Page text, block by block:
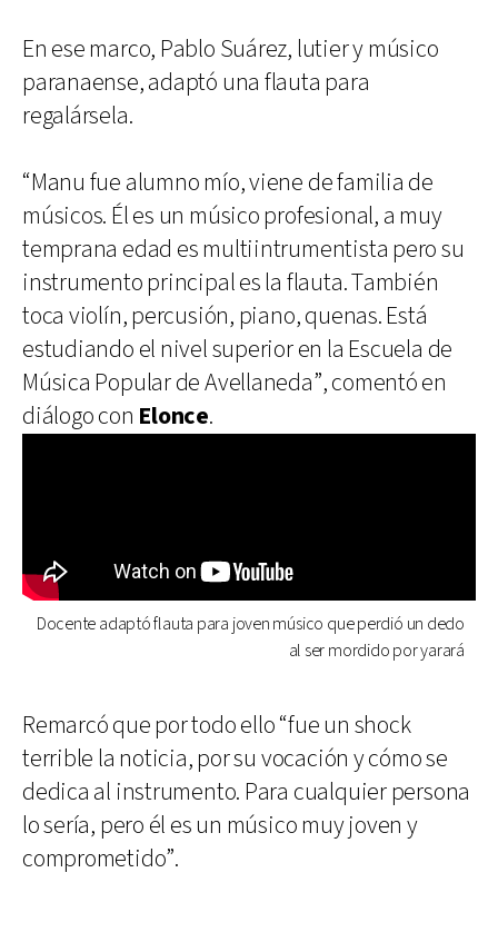
En ese marco, Pablo Suárez, lutier y músico
paranaense, adaptó una flauta para
regalársela.
“Manu fue alumno mío, viene de familia de
músicos. Él es un músico profesional, a muy
temprana edad es multiintrumentista pero su
instrumento principal es la flauta. También
toca violín, percusión, piano, quenas. Está
estudiando el nivel superior en la Escuela de
Música Popular de Avellaneda”, comentó en
diálogo con Elonce.
Docente adaptó flauta para joven músico que perdió un dedo
al ser mordido por yarará
Remarcó que por todo ello “fue un shock
terrible la noticia, por su vocación y cómo se
dedica al instrumento. Para cualquier persona
lo sería, pero él es un músico muy joven y
comprometido”.